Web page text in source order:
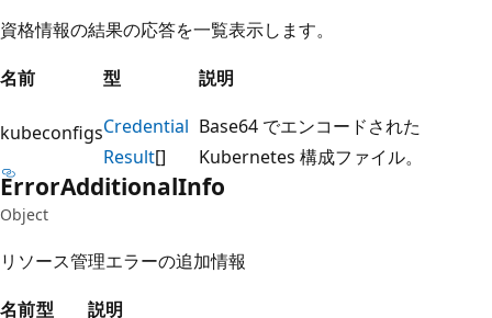
資格情報の結果の応答を一覧表示します。
名前
型 説明
kubeconfigsCredential
Result[]
Base64 でエンコードされた
Kubernetes 構成ファイル。
ErrorAdditionalInfo
Object
リソース管理エラーの追加情報
名前型
説明